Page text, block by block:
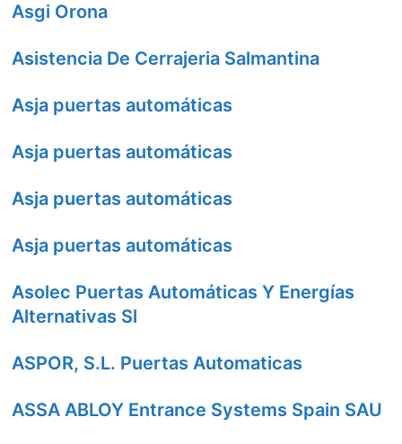
Asgi Orona
Asistencia De Cerrajeria Salmantina
Asja puertas automáticas
Asja puertas automáticas
Asja puertas automáticas
Asja puertas automáticas
Asolec Puertas Automáticas Y Energías
Alternativas Sl
ASPOR, S.L. Puertas Automaticas
ASSA ABLOY Entrance Systems Spain SAU